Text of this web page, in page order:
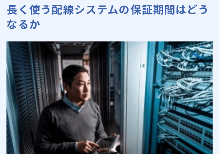
長く使う配線システムの保証期間はどう
なるか